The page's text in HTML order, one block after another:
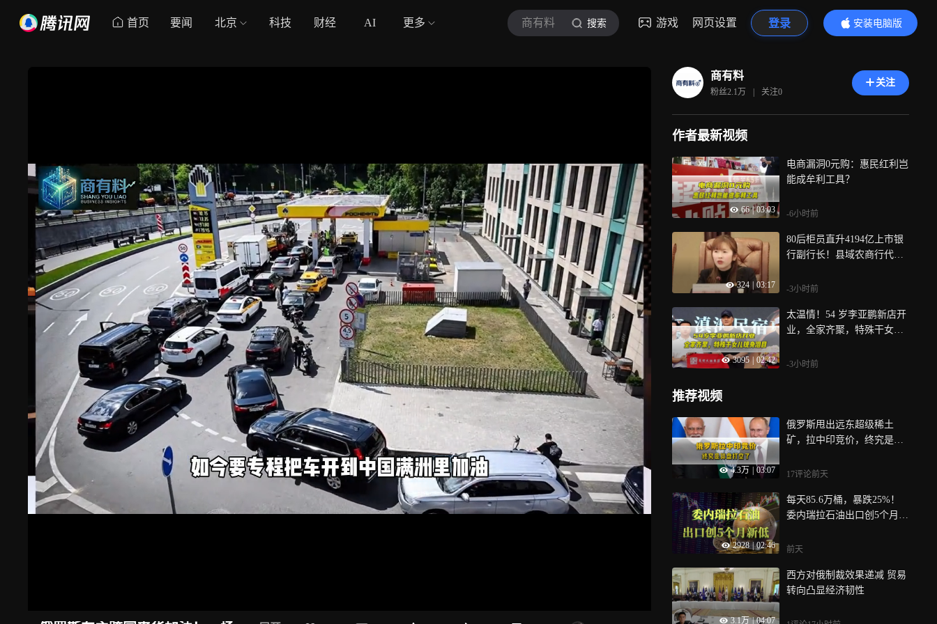
首页 要闻 北京 科技 财经 AI 更多 商有料 搜索 游戏 网页设置 登录
安装电脑版
内容更精彩
商有料
粉丝2.1万 | 关注0
关注
作者最新视频
66 03:03
电商漏洞0元购：惠民红利岂
能成牟利工具？
-6小时前
324 03:17
80后柜员直升4194亿上市银
行副行长！县域农商行代际
-3小时前
3095 02:42
太温情！54 岁李亚鹏新店开
业，全家齐聚，特殊干女儿
-3小时前
推荐视频
4.3万 03:07
俄罗斯甩出远东超级稀土
矿，拉中印竞价，终究是算
17评论前天
2928 | 02:46
每天85.6万桶，暴跌25%！
委内瑞拉石油出口创5个月新
前天
3.1万 | 04:07
西方对俄制裁效果递减 贸易
转向凸显经济韧性